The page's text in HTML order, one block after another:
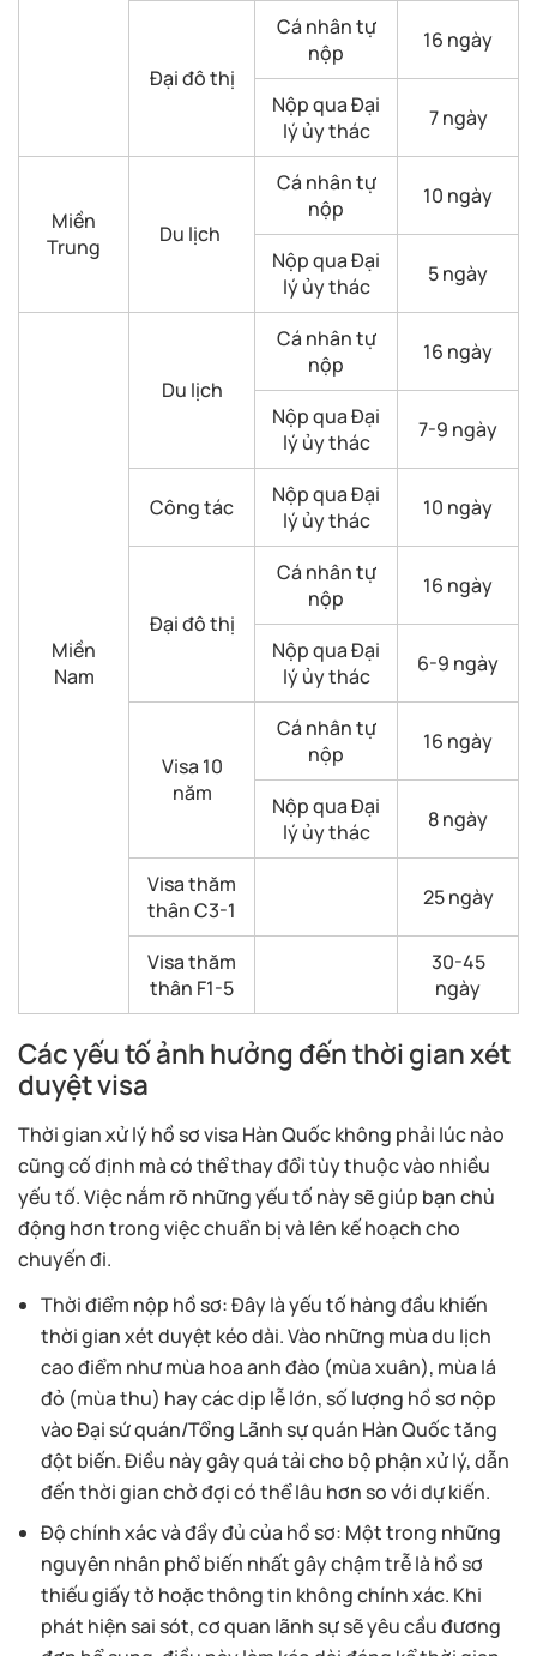
Đại đô thị
Cá nhân tự
nộp
16 ngày
Nộp qua Đại
lý ủy thác
7 ngày
Miền
Trung
Du lịch
Cá nhân tự
nộp
10 ngày
Nộp qua Đại
lý ủy thác
5 ngày
Miền
Nam
Du lịch
Cá nhân tự
nộp
16 ngày
Nộp qua Đại
lý ủy thác
7-9 ngày
Công tác
Nộp qua Đại
lý ủy thác
10 ngày
Đại đô thị
Cá nhân tự
nộp
16 ngày
Nộp qua Đại
lý ủy thác
6-9 ngày
Visa 10
năm
Cá nhân tự
nộp
16 ngày
Nộp qua Đại
lý ủy thác
8 ngày
Visa thăm
thân C3-1
25 ngày
Visa thăm
thân F1-5
30-45
ngày
Các yếu tố ảnh hưởng đến thời gian xét
duyệt visa
Thời gian xử lý hồ sơ visa Hàn Quốc không phải lúc nào
cũng cố định mà có thể thay đổi tùy thuộc vào nhiều
yếu tố. Việc nắm rõ những yếu tố này sẽ giúp bạn chủ
động hơn trong việc chuẩn bị và lên kế hoạch cho
chuyến đi.
Thời điểm nộp hồ sơ: Đây là yếu tố hàng đầu khiến
thời gian xét duyệt kéo dài. Vào những mùa du lịch
cao điểm như mùa hoa anh đào (mùa xuân), mùa lá
đỏ (mùa thu) hay các dịp lễ lớn, số lượng hồ sơ nộp
vào Đại sứ quán/Tổng Lãnh sự quán Hàn Quốc tăng
đột biến. Điều này gây quá tải cho bộ phận xử lý, dẫn
đến thời gian chờ đợi có thể lâu hơn so với dự kiến.
Độ chính xác và đầy đủ của hồ sơ: Một trong những
nguyên nhân phổ biến nhất gây chậm trễ là hồ sơ
thiếu giấy tờ hoặc thông tin không chính xác. Khi
phát hiện sai sót, cơ quan lãnh sự sẽ yêu cầu đương